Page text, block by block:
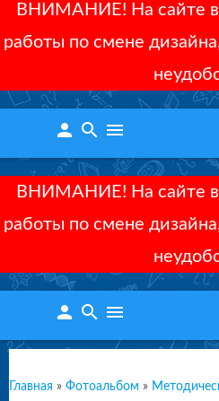
ВНИМАНИЕ! На сайте
работы по смене
person search menu
ВНИМАНИЕ! На сайте
работы по смене
person search menu
Главная » Фотоальбом »